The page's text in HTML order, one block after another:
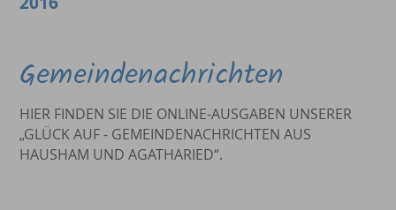
Gemeindenachrichten
HIER FINDEN SIE DIE ONLINE-AUSGABEN UNSERER
„GLÜCK AUF - GEMEINDENACHRICHTEN AUS
HAUSHAM UND AGATHARIED“.